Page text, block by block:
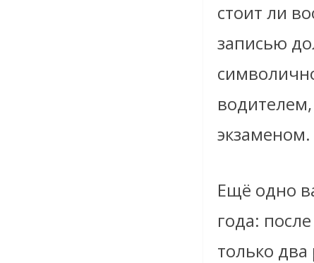
стоит ли
записью
экзаменом.
Ещё одно
года:
только